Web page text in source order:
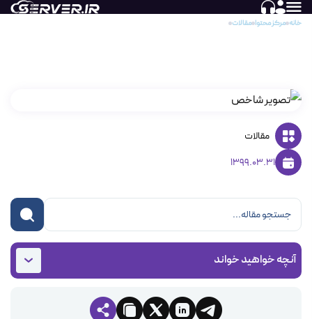
خانه مرکز محتوا مقالات
مقالات
1399.03.31
آنچه خواهید خواند